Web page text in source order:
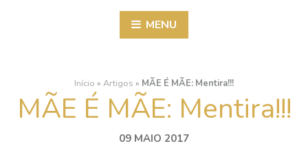
MENU
Início » Artigos » MÃE É MÃE: Mentira!!!
MÃE É MÃE: Mentira!!!
09 MAIO 2017